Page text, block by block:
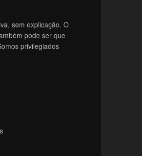
sem explicação. O
pode ser que
privilegiados